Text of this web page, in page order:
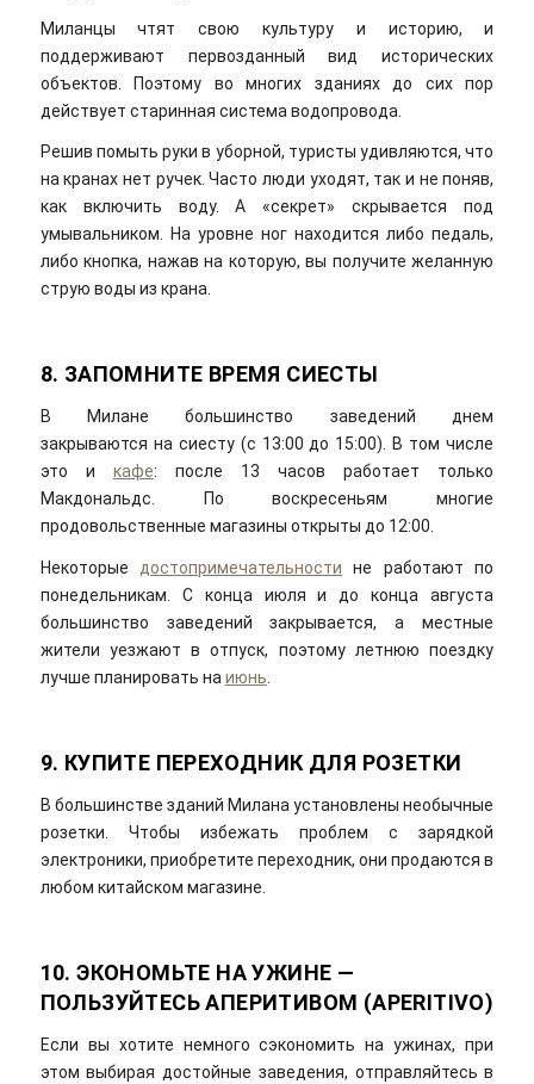
Миланцы чтят свою культуру и историю, и
поддерживают первозданный вид исторических
объектов. Поэтому во многих зданиях до сих пор
действует старинная система водопровода.
Решив помыть руки в уборной, туристы удивляются, что
на кранах нет ручек. Часто люди уходят, так и не поняв,
как включить воду. А «секрет» скрывается под
умывальником. На уровне ног находится либо педаль,
либо кнопка, нажав на которую, вы получите желанную
струю воды из крана.
8. ЗАПОМНИТЕ ВРЕМЯ СИЕСТЫ
В Милане большинство заведений днем
закрываются на сиесту (с 13:00 до 15:00). В том числе
это и кафе: после 13 часов работает только
Макдональдс. По воскресеньям многие
продовольственные магазины открыты до 12:00.
Некоторыедостопримечательности не работают по
понедельникам. С конца июля и до конца августа
большинство заведений закрывается, а местные
жители уезжают в отпуск, поэтому летнюю поездку
лучше планировать наиюнь.
9. КУПИТЕ ПЕРЕХОДНИК ДЛЯ РОЗЕТКИ
В большинстве зданий Милана установлены необычные
розетки. Чтобы избежать проблем с зарядкой
электроники, приобретите переходник, они продаются в
любом китайском магазине.
10. ЭКОНОМЬТЕ НА УЖИНЕ —
ПОЛЬЗУЙТЕСЬ АПЕРИТИВОМ (APERITIVO)
Если вы хотите немного сэкономить на ужинах, при
этом выбирая достойные заведения, отправляйтесь в